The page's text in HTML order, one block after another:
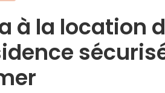
à la location